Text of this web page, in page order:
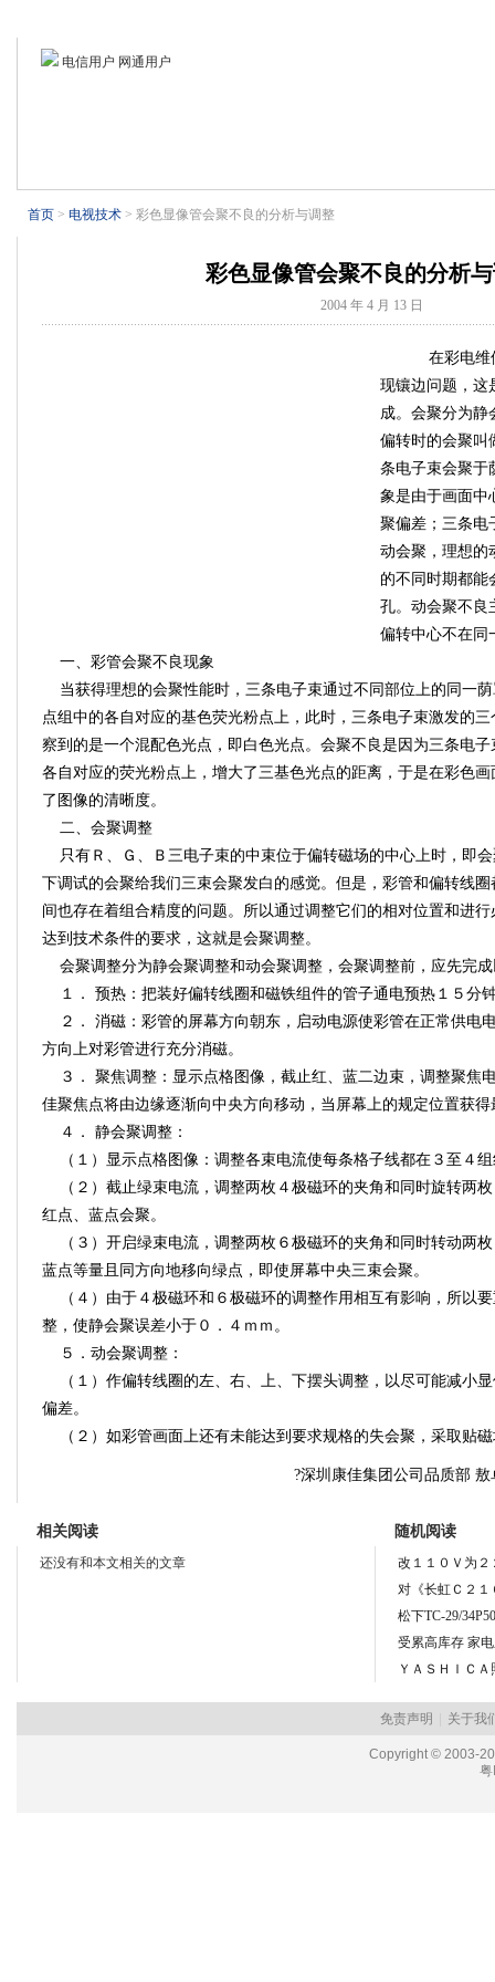
电信用户 网通用户
首页 > 电视技术 > 彩色显像管会聚不良的分析与调整
彩色显像管会聚不良的分析
2004 年 4 月 13 日
在彩电维
现镶边问题，这
成。会聚分为静
偏转时的会聚叫
条电子束会聚于
象是由于画面中
聚偏差；三条电
动会聚，理想的
的不同时期都能
孔。动会聚不良
偏转中心不在同
一、彩管会聚不良现象
当获得理想的会聚性能时，三条电子束通过不同部位上的同一
点组中的各自对应的基色荧光粉点上，此时，三条电子束激发的
察到的是一个混配色光点，即白色光点。会聚不良是因为三条电
各自对应的荧光粉点上，增大了三基色光点的距离，于是在彩色
了图像的清晰度。
二、会聚调整
只有Ｒ、Ｇ、Ｂ三电子束的中束位于偏转磁场的中心上时，即
下调试的会聚给我们三束会聚发白的感觉。但是，彩管和偏转线
间也存在着组合精度的问题。所以通过调整它们的相对位置和进
达到技术条件的要求，这就是会聚调整。
会聚调整分为静会聚调整和动会聚调整，会聚调整前，应先完
１． 预热：把装好偏转线圈和磁铁组件的管子通电预热１５分
２． 消磁：彩管的屏幕方向朝东，启动电源使彩管在正常供电
方向上对彩管进行充分消磁。
３． 聚焦调整：显示点格图像，截止红、蓝二边束，调整聚焦
佳聚焦点将由边缘逐渐向中央方向移动，当屏幕上的规定位置获
４． 静会聚调整：
（１）显示点格图像：调整各束电流使每条格子线都在３至４
（２）截止绿束电流，调整两枚４极磁环的夹角和同时旋转两
红点、蓝点会聚。
（３）开启绿束电流，调整两枚６极磁环的夹角和同时转动两
蓝点等量且同方向地移向绿点，即使屏幕中央三束会聚。
（４）由于４极磁环和６极磁环的调整作用相互有影响，所以
整，使静会聚误差小于０．４ｍｍ。
５．动会聚调整：
（１）作偏转线圈的左、右、上、下摆头调整，以尽可能减小
偏差。
（２）如彩管画面上还有未能达到要求规格的失会聚，采取贴
?深圳康佳集团公司品质部 敖卓
相关阅读
还没有和本文相关的文章
随机阅读
改１１０Ｖ为２
对《长虹Ｃ２１
松下TC-29/
受累高库存 家
ＹＡＳＨＩＣ
免责声明 关于我
Copyright © 2003-